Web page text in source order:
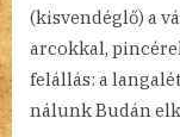
(kisvendéglő) a
arcokkal,
felállás: a
nálunk Budán